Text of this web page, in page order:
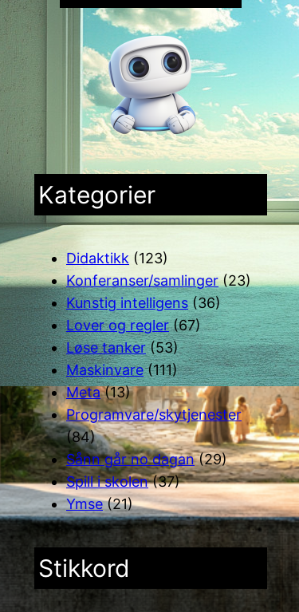
Kategorier
Didaktikk (123)
Konferanser/samlinger(23)
Kunstig intelligens (36)
Lover og regler(67)
Løse tanker(53)
Maskinvare(111)
Meta(13)
Programvare/skytjenester
(84)
Sånn går no dagan(29)
Spill i skolen(37)
Ymse(21)
Stikkord